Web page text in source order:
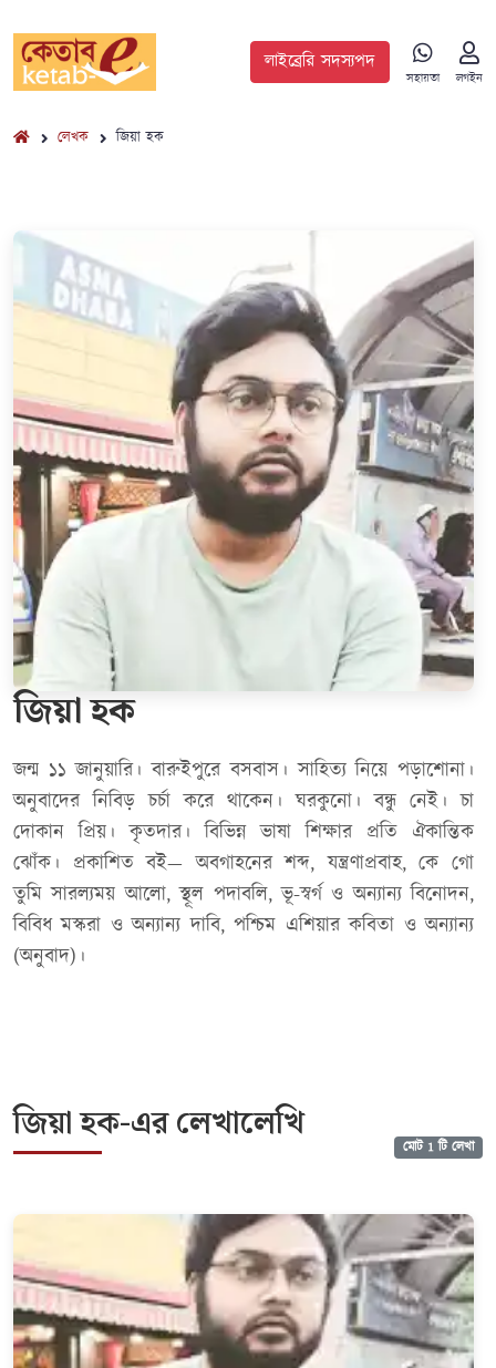
লাইব্রেরি সদস্যপদ
সহায়তা লগইন
লেখক জিয়া হক
জিয়া হক
জন্ম ১১ জানুয়ারি। বারুইপুরে বসবাস। সাহিত্য নিয়ে পড়াশোনা।
অনুবাদের নিবিড় চর্চা করে থাকেন। ঘরকুনো। বন্ধু নেই। চা
দোকান প্রিয়। কৃতদার। বিভিন্ন ভাষা শিক্ষার প্রতি ঐকান্তিক
ঝোঁক। প্রকাশিত বই— অবগাহনের শব্দ, যন্ত্রণাপ্রবাহ, কে গো
তুমি সারল্যময় আলো, স্থূল পদাবলি, ভূ-স্বর্গ ও অন্যান্য বিনোদন,
বিবিধ মস্করা ও অন্যান্য দাবি, পশ্চিম এশিয়ার কবিতা ও অন্যান্য
(অনুবাদ)।
জিয়া হক-এর লেখালেখি মোট 1 টি লেখা